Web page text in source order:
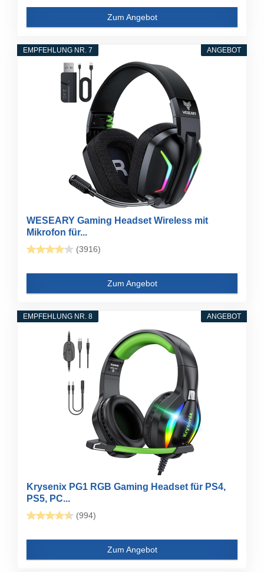
Zum Angebot
ANGEBOT
EMPFEHLUNG NR. 7
WESEARY Gaming Headset Wireless mit
Mikrofon für...
(3916)
Zum Angebot
ANGEBOT
EMPFEHLUNG NR. 8
Krysenix PG1 RGB Gaming Headset für PS4,
PS5, PC...
(994)
Zum Angebot